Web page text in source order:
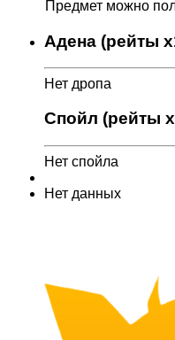
Предмет можно
Адена (рейты
Нет дропа
Спойл (рейты
Нет спойла
Нет данных